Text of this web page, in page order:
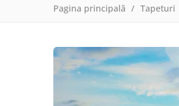
Pagina principală Tapeturi